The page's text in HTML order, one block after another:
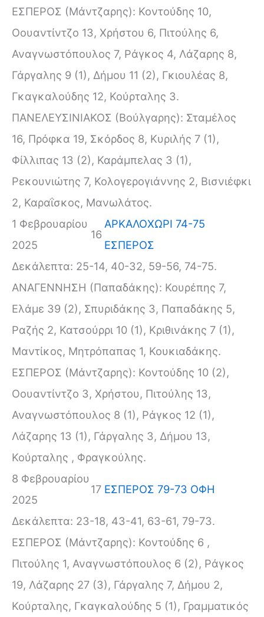
ΕΣΠΕΡΟΣ (Μάντζαρης): Κοντούδης 10,
Οουαντίντζο 13, Χρήστου 6, Πιτούλης 6,
Αναγνωστόπουλος 7, Ράγκος 4, Λάζαρης 8,
Γάργαλης 9 (1), Δήμου 11 (2), Γκιουλέας 8,
Γκαγκαλούδης 12, Κούρταλης 3.
ΠΑΝΕΛΕΥΣΙΝΙΑΚΟΣ (Βούλγαρης): Σταμέλος
16, Πρόφκα 19, Σκόρδος 8, Κυριλής 7 (1),
Φίλλιπας 13 (2), Καράμπελας 3 (1),
Ρεκουνιώτης 7, Κολογερογιάννης 2, Βισνιέφκι
2, Καραΐσκος, Μανωλάτος.
1 Φεβρουαρίου
2025
16
ΑΡΚΑΛΟΧΩΡΙ 74-75
ΕΣΠΕΡΟΣ
Δεκάλεπτα: 25-14, 40-32, 59-56, 74-75.
ΑΝΑΓΕΝΝΗΣΗ (Παπαδάκης): Κουρέπης 7,
Ελάμε 39 (2), Σπυριδάκης 3, Παπαδάκης 5,
Ραζής 2, Κατσούρρι 10 (1), Κριθινάκης 7 (1),
Μαντίκος, Μητρόπαπας 1, Κουκιαδάκης.
ΕΣΠΕΡΟΣ (Μάντζαρης): Κοντούδης 10 (2),
Οουαντίντζο 3, Χρήστου, Πιτούλης 13,
Αναγνωστόπουλος 8 (1), Ράγκος 12 (1),
Λάζαρης 13 (1), Γάργαλης 3, Δήμου 13,
Κούρταλης , Φραγκούλης.
8 Φεβρουαρίου
2025
17 ΕΣΠΕΡΟΣ 79-73 ΟΦΗ
Δεκάλεπτα: 23-18, 43-41, 63-61, 79-73.
ΕΣΠΕΡΟΣ (Μάντζαρης): Κοντούδης 6 ,
Πιτούλης 1, Αναγνωστόπουλος 6 (2), Ράγκος
19, Λάζαρης 27 (3), Γάργαλης 7, Δήμου 2,
Κούρταλης, Γκαγκαλούδης 5 (1), Γραμματικός